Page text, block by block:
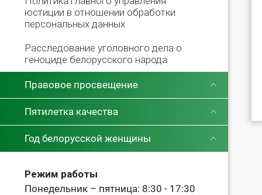
юстиции в отношении обработки
персональных данных
Расследование уголовного дела о
геноциде белорусского народа
Правовое просвещение
Пятилетка качества
Год белорусской женщины
Режим работы
Понедельник – пятница: 8:30 - 17:30